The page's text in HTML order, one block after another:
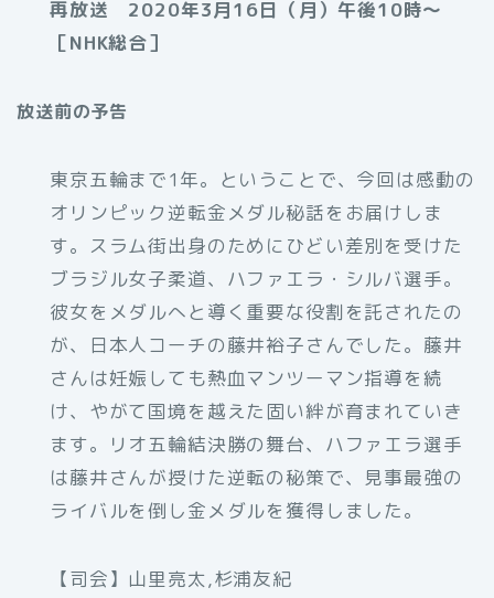
再放送 2020年3月16日（月）午後10時～
［NHK総合］
放送前の予告
東京五輪まで1年。ということで、今回は感動の
オリンピック逆転金メダル秘話をお届けしま
す。スラム街出身のためにひどい差別を受けた
ブラジル女子柔道、ハファエラ・シルバ選手。
彼女をメダルへと導く重要な役割を託されたの
が、日本人コーチの藤井裕子さんでした。藤井
さんは妊娠しても熱血マンツーマン指導を続
け、やがて国境を越えた固い絆が育まれていき
ます。リオ五輪結決勝の舞台、ハファエラ選手
は藤井さんが授けた逆転の秘策で、見事最強の
ライバルを倒し金メダルを獲得しました。
【司会】山里亮太,杉浦友紀